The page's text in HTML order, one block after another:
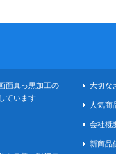
面真っ黒加工の
ています
大切な
人気商
会社概
新商品